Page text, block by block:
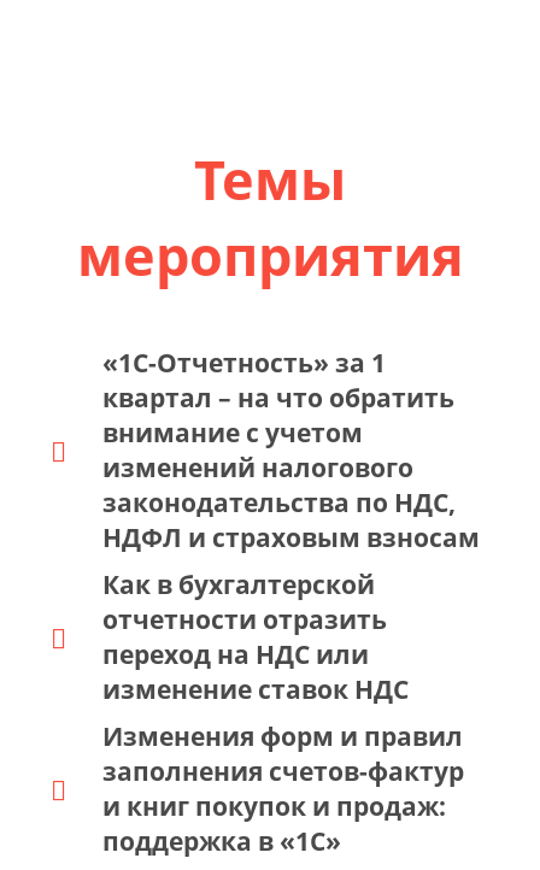
Темы
мероприятия
«1С-Отчетность» за 1
квартал – на что обратить
внимание с учетом
изменений налогового
законодательства по НДС,
НДФЛ и страховым взносам
Как в бухгалтерской
отчетности отразить
переход на НДС или
изменение ставок НДС
Изменения форм и правил
заполнения счетов-фактур
и книг покупок и продаж:
поддержка в «1С»